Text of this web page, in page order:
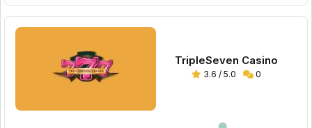
TripleSeven Casino
3.6 / 5.0 0